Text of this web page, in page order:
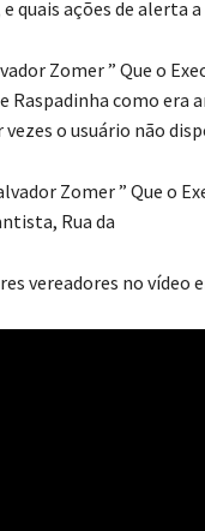
quais ações de alerta
Zomer” Que o
como era
o usuário não
Zomer” Que o
Rua da
vereadores no vídeo